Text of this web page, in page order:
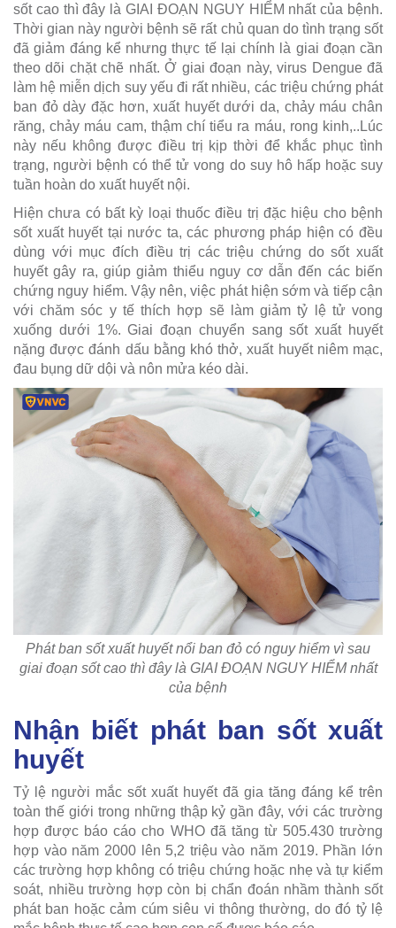
sốt cao thì đây là GIAI ĐOẠN NGUY HIỂM nhất của bệnh.
Thời gian này người bệnh sẽ rất chủ quan do tình trạng sốt
đã giảm đáng kể nhưng thực tế lại chính là giai đoạn cần
theo dõi chặt chẽ nhất. Ở giai đoạn này, virus Dengue đã
làm hệ miễn dịch suy yếu đi rất nhiều, các triệu chứng phát
ban đỏ dày đặc hơn, xuất huyết dưới da, chảy máu chân
răng, chảy máu cam, thậm chí tiểu ra máu, rong kinh,..Lúc
này nếu không được điều trị kịp thời để khắc phục tình
trạng, người bệnh có thể tử vong do suy hô hấp hoặc suy
tuần hoàn do xuất huyết nội.
Hiện chưa có bất kỳ loại thuốc điều trị đặc hiệu cho bệnh
sốt xuất huyết tại nước ta, các phương pháp hiện có đều
dùng với mục đích điều trị các triệu chứng do sốt xuất
huyết gây ra, giúp giảm thiểu nguy cơ dẫn đến các biến
chứng nguy hiểm. Vậy nên, việc phát hiện sớm và tiếp cận
với chăm sóc y tế thích hợp sẽ làm giảm tỷ lệ tử vong
xuống dưới 1%. Giai đoạn chuyển sang sốt xuất huyết
nặng được đánh dấu bằng khó thở, xuất huyết niêm mạc,
đau bụng dữ dội và nôn mửa kéo dài.
Phát ban sốt xuất huyết nổi ban đỏ có nguy hiểm vì sau
giai đoạn sốt cao thì đây là GIAI ĐOẠN NGUY HIỂM nhất
của bệnh
Nhận biết phát ban sốt xuất
huyết
Tỷ lệ người mắc sốt xuất huyết đã gia tăng đáng kể trên
toàn thế giới trong những thập kỷ gần đây, với các trường
hợp được báo cáo cho WHO đã tăng từ 505.430 trường
hợp vào năm 2000 lên 5,2 triệu vào năm 2019. Phần lớn
các trường hợp không có triệu chứng hoặc nhẹ và tự kiểm
soát, nhiều trường hợp còn bị chẩn đoán nhầm thành sốt
phát ban hoặc cảm cúm siêu vi thông thường, do đó tỷ lệ